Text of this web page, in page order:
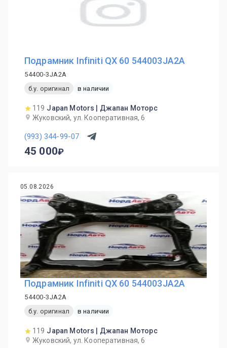
Подрамник Infiniti QX 60 544003JA2A
54400-3JA2A
б.у. оригинал
в наличии
119 Japan Motors | Джапан Моторс
Жуковский, ул. Кооперативная, 6
(993) 344-99-07
45 000
05.08.2026
Подрамник Infiniti QX 60 544003JA2A
54400-3JA2A
б.у. оригинал
в наличии
119 Japan Motors | Джапан Моторс
Жуковский, ул. Кооперативная, 6